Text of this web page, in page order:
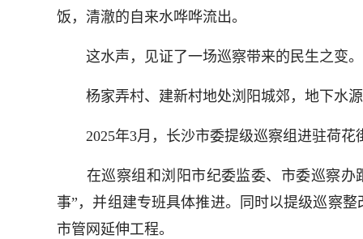
饭，清澈的自来水哗哗流出。
这水声，见证了一场巡察带来的民生之变。
杨家弄村、建新村地处浏阳城郊，地下水源
2025年3月，长沙市委提级巡察组进驻荷花
在巡察组和浏阳市纪委监委、市委巡察办
事”，并组建专班具体推进。同时以提级巡察
市管网延伸工程。